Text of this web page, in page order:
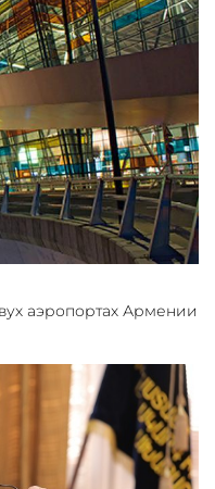
олимпиадах, было
При этом 300
школ, а
предусмотрена для
есть ученики,
критериям», -
службы ведомства.
аэропортах Армении